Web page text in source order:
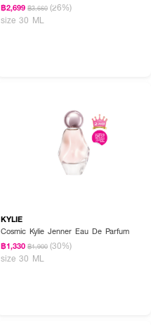
฿2,699 ฿3,660 (26%)
size 30 ML
KYLIE
Cosmic Kylie Jenner Eau De Parfum
฿1,330 ฿1,900 (30%)
size 30 ML